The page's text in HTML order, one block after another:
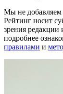
Мы не добавляем
Рейтинг носит
зрения редакции
подробнее
правилами и